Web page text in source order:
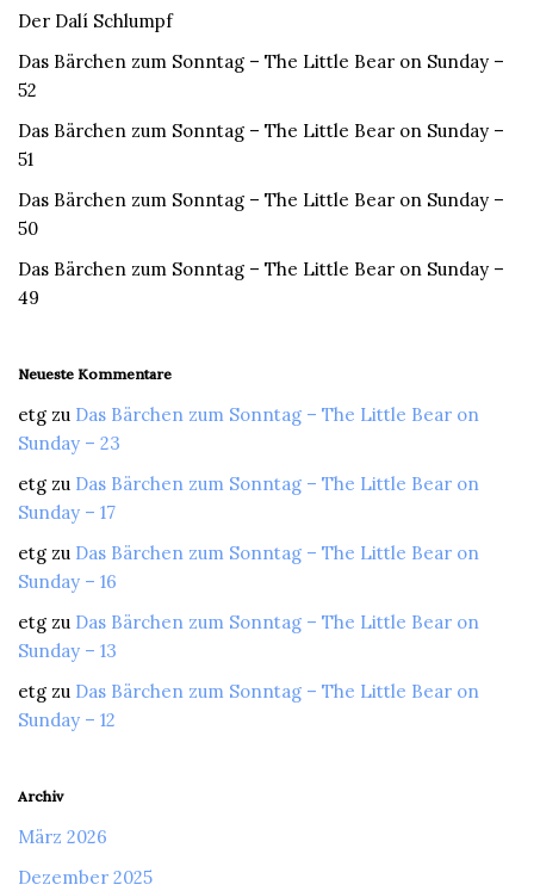
Der Dalí Schlumpf
Das Bärchen zum Sonntag – The Little Bear on Sunday –
52
Das Bärchen zum Sonntag – The Little Bear on Sunday –
51
Das Bärchen zum Sonntag – The Little Bear on Sunday –
50
Das Bärchen zum Sonntag – The Little Bear on Sunday –
49
Neueste Kommentare
etg zu Das Bärchen zum Sonntag – The Little Bear on
Sunday – 23
etg zu Das Bärchen zum Sonntag – The Little Bear on
Sunday – 17
etg zu Das Bärchen zum Sonntag – The Little Bear on
Sunday – 16
etg zu Das Bärchen zum Sonntag – The Little Bear on
Sunday – 13
etg zu Das Bärchen zum Sonntag – The Little Bear on
Sunday – 12
Archiv
März 2026
Dezember 2025